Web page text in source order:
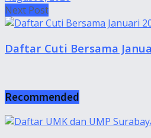
Next Post
Daftar Cuti Bersama
Recommended